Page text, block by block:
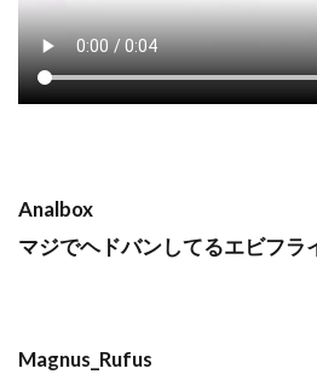
Analbox
マジでヘドバンしてるエビフラ
Magnus_Rufus